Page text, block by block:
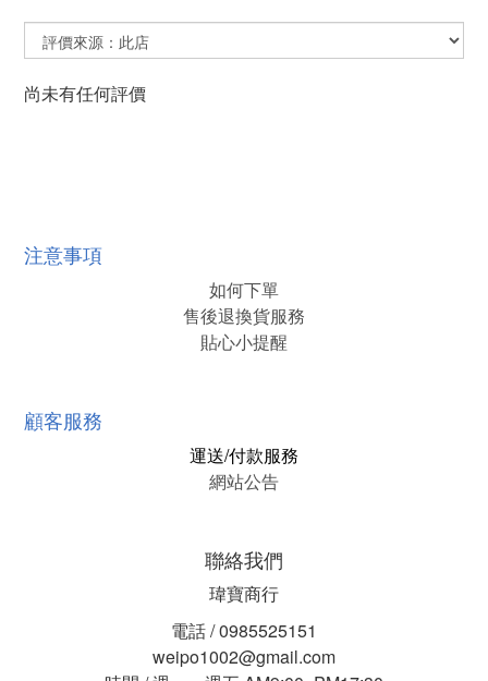
尚未有任何評價
注意事項
如何下單
售後退換貨服務
貼心小提醒
顧客服務
運送/付款服務
網站公告
聯絡我們
瑋寶商行
電話 / 0985525151
weipo1002@gmail.com